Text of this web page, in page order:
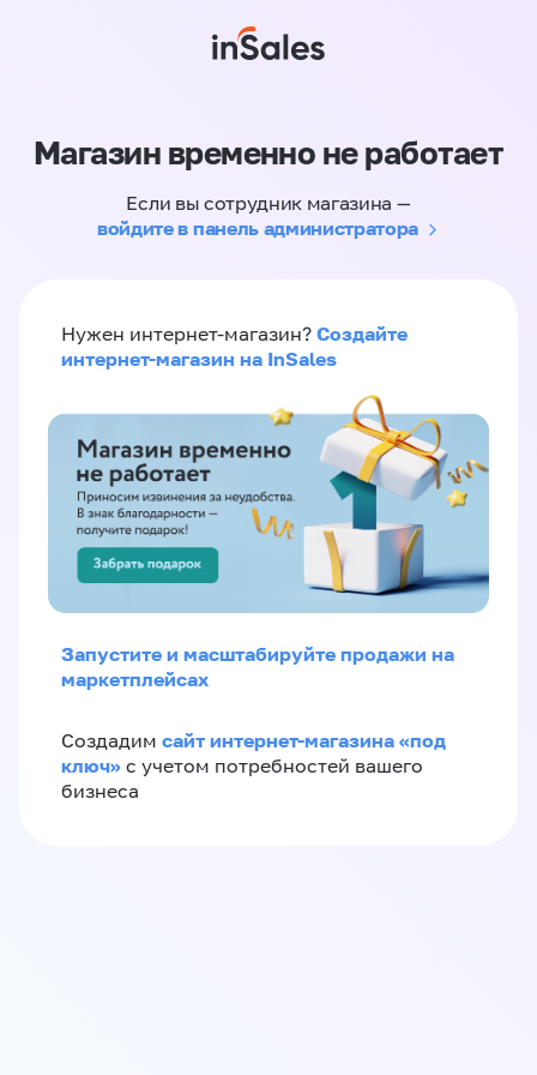
Магазин временно не работает
Если вы сотрудник магазина —
войдите в панель администратора
Нужен интернет-магазин? Создайте
интернет-магазин на InSales
Запустите и масштабируйте продажи на
маркетплейсах
Создадим сайт интернет-магазина «под
ключ» с учетом потребностей вашего
бизнеса